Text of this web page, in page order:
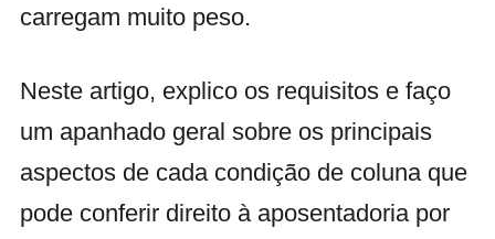
carregam muito peso.
Neste artigo, explico os requisitos e faço
um apanhado geral sobre os principais
aspectos de cada condição de coluna que
pode conferir direito à aposentadoria por